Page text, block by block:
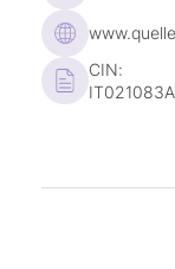
tour in
Novità
CIN: